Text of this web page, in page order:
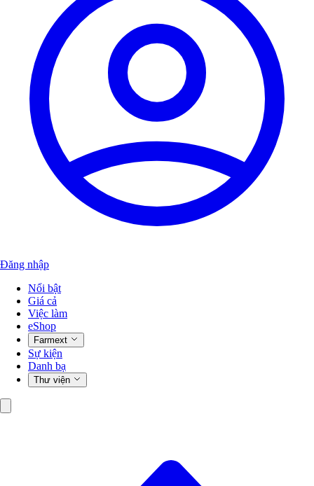
Đăng nhập
Nổi bật
Giá cả
Việc làm
eShop
Farmext
Sự kiện
Danh bạ
Thư viện